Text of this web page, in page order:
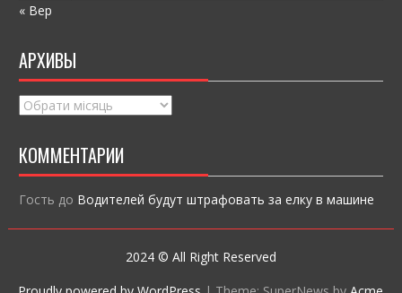
« Вер
АРХИВЫ
Архивы
КОММЕНТАРИИ
Гость до Водителей будут штрафовать за елку в машине
2024 © All Right Reserved